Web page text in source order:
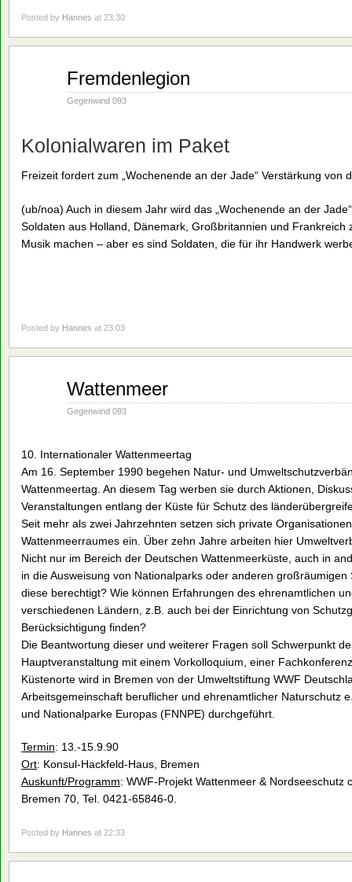
Posted by Hannes at 23:30
Fremdenlegion
Gegenwind 093
Kolonialwaren im Paket
Freizeit fordert zum „Wochenende an der Jade“ Verstärkung von
(ub/noa) Auch in diesem Jahr wird das „Wochenende an der
Soldaten aus Holland, Dänemark, Großbritannien und Frankreich
Musik machen – aber es sind Soldaten, die für ihr Handwerk
Posted by Hannes at 23:03
Wattenmeer
Gegenwind 093
10. Internationaler Wattenmeertag
Am 16. September 1990 begehen Natur- und
Wattenmeertag. An diesem Tag werben sie durch Aktionen,
Veranstaltungen entlang der Küste für Schutz des
Seit mehr als zwei Jahrzehnten setzen sich private
Wattenmeerraumes ein. Über zehn Jahre arbeiten hier
Nicht nur im Bereich der Deutschen Wattenmeerküste, auch in
in die Ausweisung von Nationalparks oder anderen
diese berechtigt? Wie können Erfahrungen des ehrenamtlichen
verschiedenen Ländern, z.B. auch bei der Einrichtung von
Berücksichtigung finden?
Die Beantwortung dieser und weiterer Fragen soll Schwerpunkt
Hauptveranstaltung mit einem Vorkolloquium, einer
Küstenorte wird in Bremen von der Umweltstiftung WWF
Arbeitsgemeinschaft beruflicher und ehrenamtlicher Naturschutz
und Nationalparke Europas (FNNPE) durchgeführt.
Termin: 13.-15.9.90
Ort: Konsul-Hackfeld-Haus, Bremen
Auskunft/Programm: WWF-Projekt Wattenmeer & Nordseeschutz
Bremen 70, Tel. 0421-65846-0.
Posted by Hannes at 22:33